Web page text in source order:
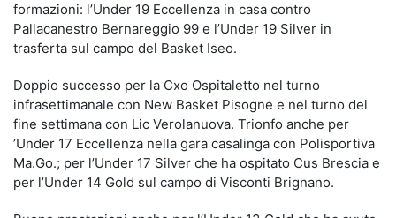
formazioni: l’Under 19 Eccellenza in casa contro
Pallacanestro Bernareggio 99 e l’Under 19 Silver in
trasferta sul campo del Basket Iseo.
Doppio successo per la Cxo Ospitaletto nel turno
infrasettimanale con New Basket Pisogne e nel turno del
fine settimana con Lic Verolanuova. Trionfo anche per
’Under 17 Eccellenza nella gara casalinga con Polisportiva
Ma.Go.; per l’Under 17 Silver che ha ospitato Cus Brescia e
per l’Under 14 Gold sul campo di Visconti Brignano.